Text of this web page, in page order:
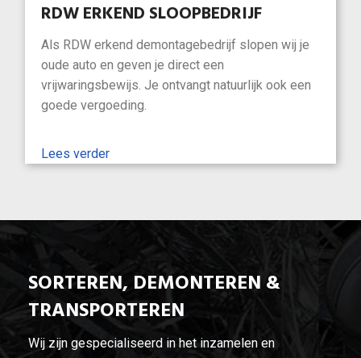
RDW ERKEND SLOOPBEDRIJF
Als RDW erkend demontagebedrijf slopen wij je
oude auto en geven je direct een
vrijwaringsbewijs. Je ontvangt natuurlijk ook een
goede vergoeding.
Lees verder
SORTEREN, DEMONTEREN &
TRANSPORTEREN
Wij zijn gespecialiseerd in het inzamelen en